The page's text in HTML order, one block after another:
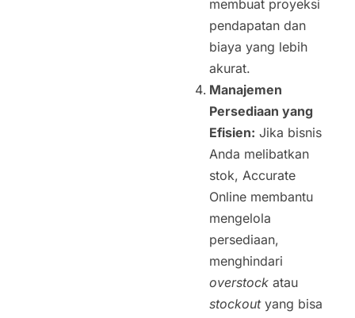
membuat proyeksi
pendapatan dan
biaya yang lebih
akurat.
Manajemen
Persediaan yang
Efisien: Jika bisnis
Anda melibatkan
stok, Accurate
Online membantu
mengelola
persediaan,
menghindari
overstock atau
stockoutyang bisa